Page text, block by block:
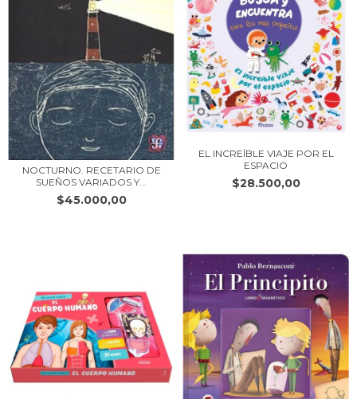
NOCTURNO. RECETARIO DE
SUEÑOS VARIADOS Y...
$45.000,00
EL INCREÍBLE VIAJE POR EL
ESPACIO
$28.500,00